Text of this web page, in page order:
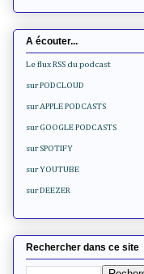
A écouter...
Le flux RSS du podcast
sur PODCLOUD
sur APPLE PODCASTS
sur GOOGLE PODCASTS
sur SPOTIFY
sur YOUTUBE
sur DEEZER
Rechercher dans ce site